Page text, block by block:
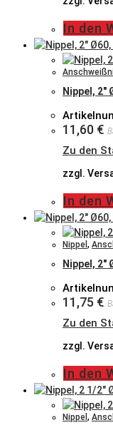
In den
Nippel, 2″
11,60 €
Zu den
zzgl.
In den
Nippel ,
Nippel, 2″
11,75 €
Zu den
zzgl.
In den
Nippel ,